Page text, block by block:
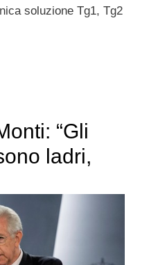
soluzione Tg1, Tg2
“Gli
ladri,